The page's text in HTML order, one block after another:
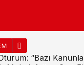
“Bazı